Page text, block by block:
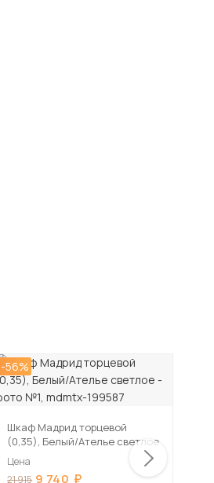
-56%
Шкаф Мадрид торцевой
(0,35), Белый/Ателье светлое
Цена
21 915 9 740